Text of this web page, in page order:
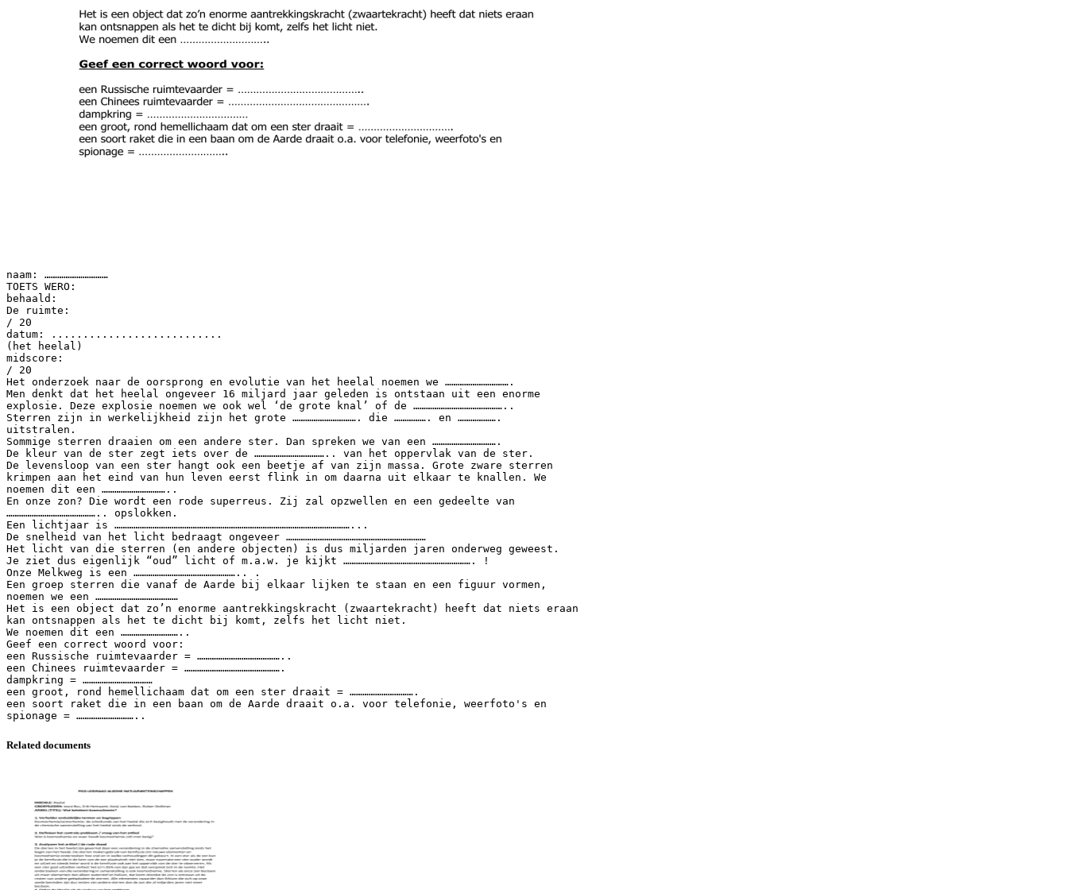
naam: …………………………
TOETS WERO:
behaald:
De ruimte:
/ 20
datum: ...........................
(het heelal)
midscore:
/ 20
Het onderzoek naar de oorsprong en evolutie van het heelal noemen we ………………………….
Men denkt dat het heelal ongeveer 16 miljard jaar geleden is ontstaan uit een enorme
explosie. Deze explosie noemen we ook wel ‘de grote knal’ of de ……………………………………..
Sterren zijn in werkelijkheid zijn het grote …………………………. die ……………. en ……………….
uitstralen.
Sommige sterren draaien om een andere ster. Dan spreken we van een ………………………….
De kleur van de ster zegt iets over de …………………………….. van het oppervlak van de ster.
De levensloop van een ster hangt ook een beetje af van zijn massa. Grote zware sterren
krimpen aan het eind van hun leven eerst flink in om daarna uit elkaar te knallen. We
noemen dit een …………………………..
En onze zon? Die wordt een rode superreus. Zij zal opzwellen en een gedeelte van
…………………………………….. opslokken.
Een lichtjaar is …………………………………………………………………………………………………...
De snelheid van het licht bedraagt ongeveer …………………………………………………………
Het licht van die sterren (en andere objecten) is dus miljarden jaren onderweg geweest.
Je ziet dus eigenlijk “oud” licht of m.a.w. je kijkt ……………………………………………………. !
Onze Melkweg is een ………………………………………….. .
Een groep sterren die vanaf de Aarde bij elkaar lijken te staan en een figuur vormen,
noemen we een …………………………………
Het is een object dat zo’n enorme aantrekkingskracht (zwaartekracht) heeft dat niets eraan
kan ontsnappen als het te dicht bij komt, zelfs het licht niet.
We noemen dit een ………………………..
Geef een correct woord voor:
een Russische ruimtevaarder = …………………………………..
een Chinees ruimtevaarder = ……………………………………….
dampkring = ……………………………
een groot, rond hemellichaam dat om een ster draait = ………………………….
een soort raket die in een baan om de Aarde draait o.a. voor telefonie, weerfoto's en
Related documents